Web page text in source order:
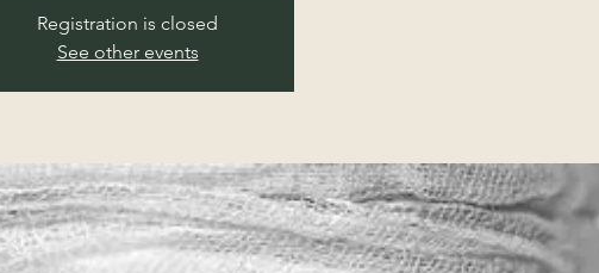
Registration is closed
See other events